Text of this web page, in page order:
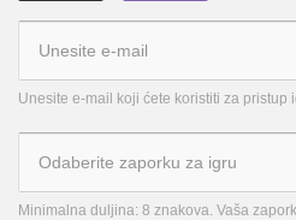
Unesite e-mail koji ćete koristiti za pristup
Minimalna duljina: 8 znakova. Vaša